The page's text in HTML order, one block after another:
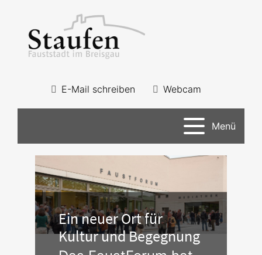
E-Mail schreiben Webcam
Menü
Ein neuer Ort für
Kultur und Begegnung